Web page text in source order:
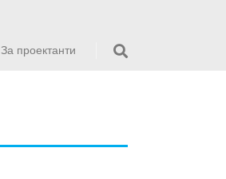
За проектанти